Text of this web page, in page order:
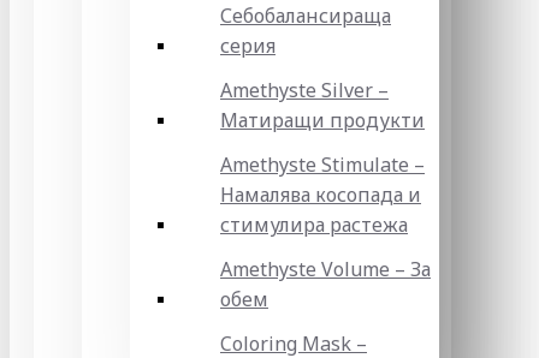
Себобалансираща
серия
Amethyste Silver –
Матиращи продукти
Amethyste Stimulate –
Намалява косопада и
стимулира растежа
Amethyste Volume – За
обем
Coloring Mask –